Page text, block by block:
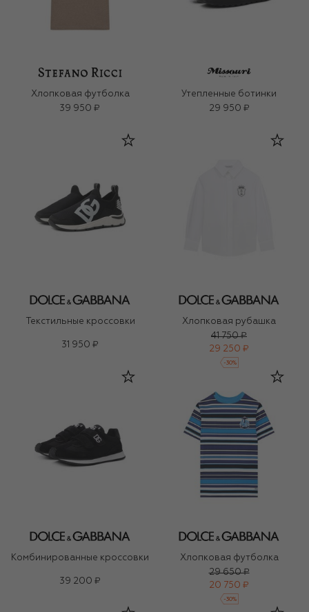
Хлопковая футболка
39 950 ₽
Утепленные ботинки
29 950 ₽
Текстильные кроссовки
31 950 ₽
Хлопковая рубашка
41 750 ₽
29 250 ₽
-30%
Комбинированные кроссовки
39 200 ₽
Хлопковая футболка
29 650 ₽
20 750 ₽
-30%